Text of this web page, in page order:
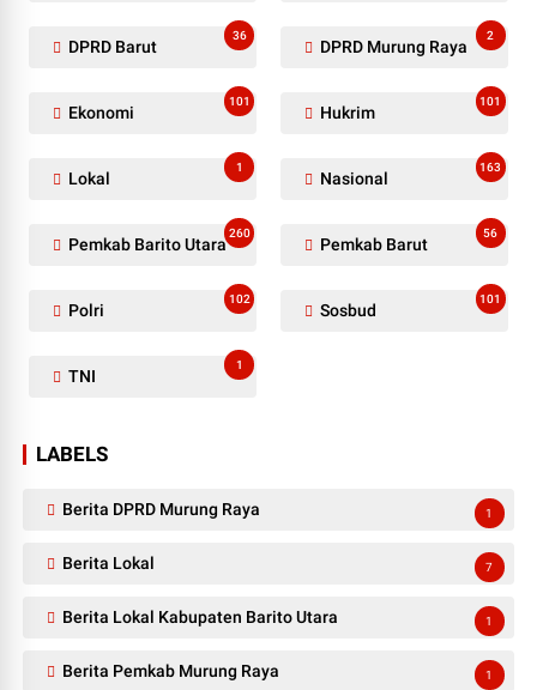
DPRD Barut
36
DPRD Murung Raya
2
Ekonomi
101
Hukrim
101
Lokal
1
Nasional
163
Pemkab Barito Utara
260
Pemkab Barut
56
Polri
102
Sosbud
101
TNI
1
LABELS
Berita DPRD Murung Raya 1
Berita Lokal 7
Berita Lokal Kabupaten Barito Utara 1
Berita Pemkab Murung Raya 1